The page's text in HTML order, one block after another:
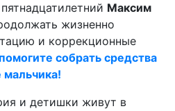
Максим
жизненно
и коррекционные
помогите собрать средства
мальчика!
и детишки живут в